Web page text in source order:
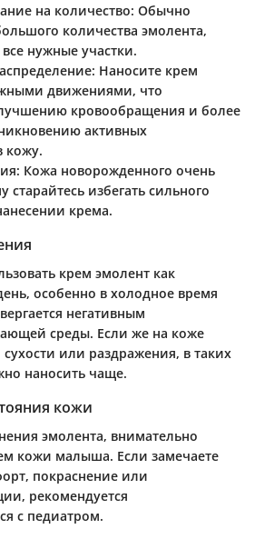
на количество: Обычно
количества эмолента,
нужные участки.
Наносите крем
движениями, что
кровообращения и более
активных
кожу.
Кожа новорожденного очень
старайтесь избегать сильного
крема.
крем эмолент как
особенно в холодное время
негативным
среды. Если же на коже
или раздражения, в таких
наносить чаще.
кожи
эмолента, внимательно
кожи малыша. Если замечаете
покраснение или
рекомендуется
с педиатром.